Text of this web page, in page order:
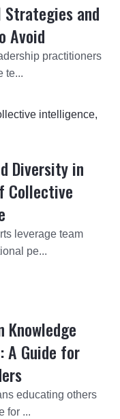
and
Avoid
practitioners
te...
Diversity in
Collective
leverage team
pe...
Knowledge
A Guide for
educating others
for ...